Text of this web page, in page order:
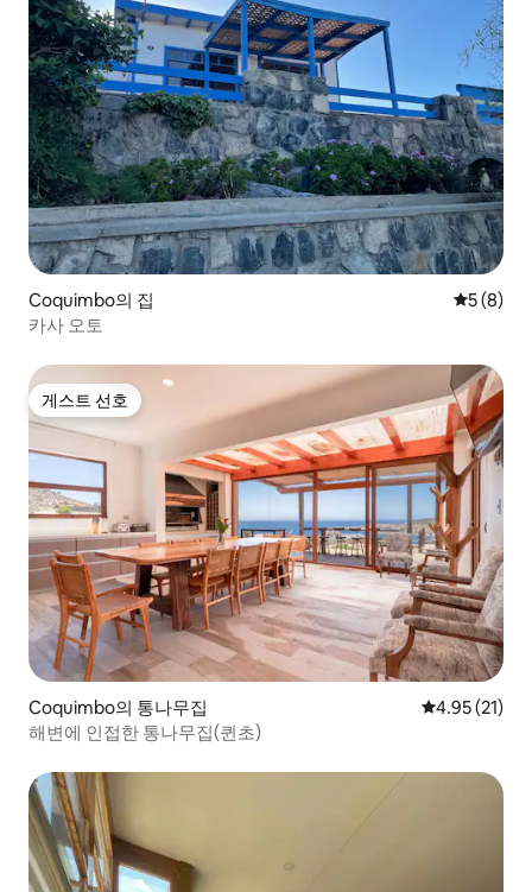
Coquimbo의 집 평점 5점
5 (8)
카사 오토
게스트 선호
게스트 선호
Coquimbo의 통나무집 평점 4.95점
4.95 (21)
해변에 인접한 통나무집(퀸초)